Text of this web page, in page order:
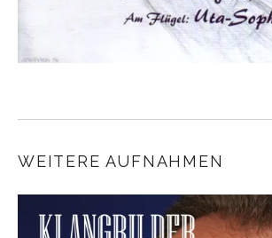
WEITERE AUFNAHMEN